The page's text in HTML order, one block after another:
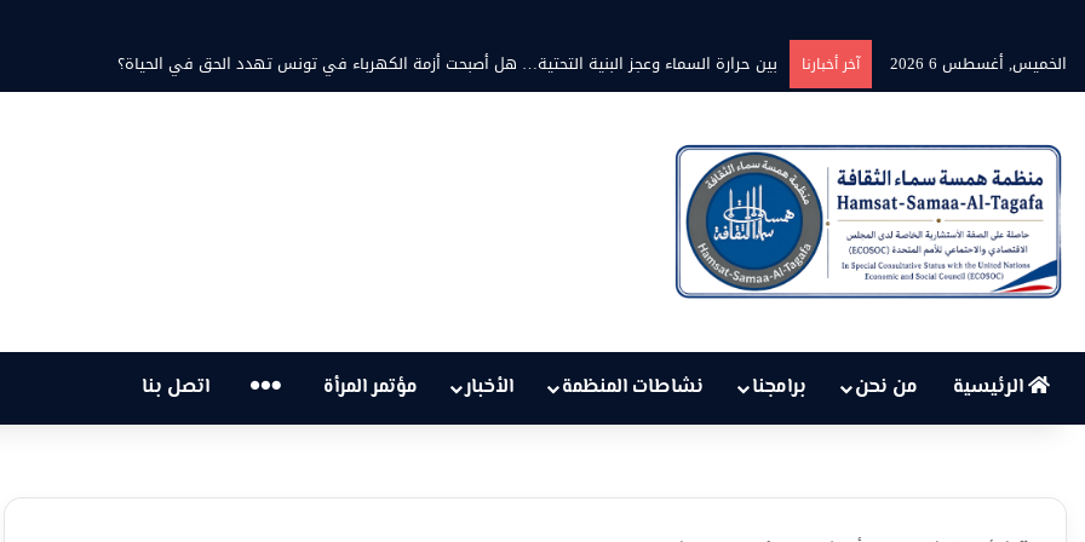
الخميس, أغسطس 6 2026
آخر أخبارنا برنامج” قلوب شاعرة” بين الشاعر محمد ثابت والشاعرة فاطمة الزامل: عزف على أوتار الحنين وشجن القوافي
الرئيسية من نحن برامجنا نشاطات المنظمة الأخبار مؤتمر المرأة … اتصل بنا